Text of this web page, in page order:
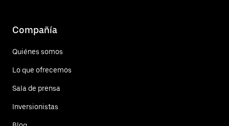
Compañía
Quiénes somos
Lo que ofrecemos
Sala de prensa
Inversionistas